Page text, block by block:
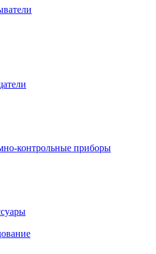
контрольные приборы